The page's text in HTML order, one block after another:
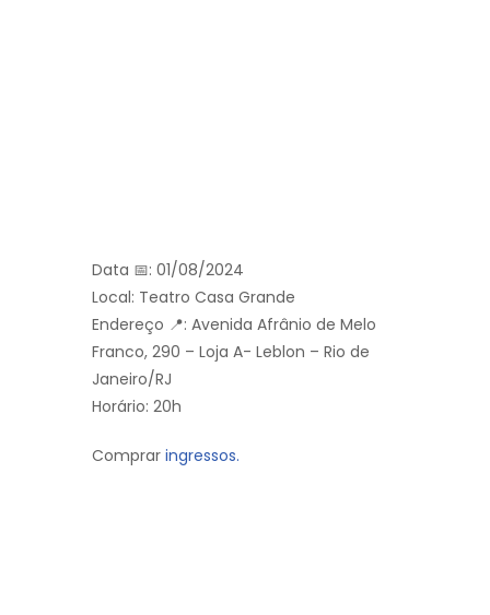
Data 📅: 01/08/2024
Local: Teatro Casa Grande
Endereço 📍: Avenida Afrânio de Melo
Franco, 290 – Loja A- Leblon – Rio de
Janeiro/RJ
Horário: 20h
Comprar ingressos.